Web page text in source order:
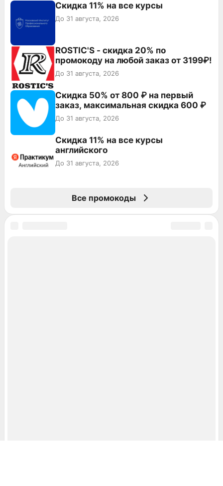
Скидка 11% на все курсы
До 31 августа, 2026
ROSTIC'S - скидка 20% по
промокоду на любой заказ от 3199₽!
До 31 августа, 2026
Скидка 50% от 800 ₽ на первый
заказ, максимальная скидка 600 ₽
До 31 августа, 2026
Скидка 11% на все курсы
английского
До 31 августа, 2026
Все промокоды